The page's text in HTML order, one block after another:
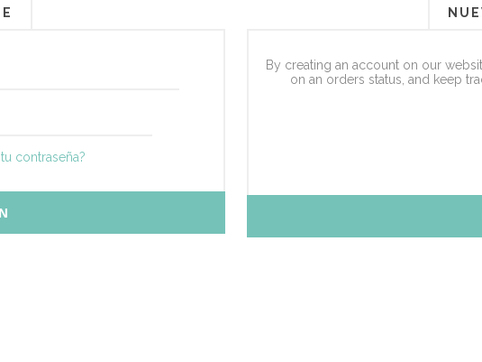
By creating an account on our
on an orders status, and keep
contraseña?